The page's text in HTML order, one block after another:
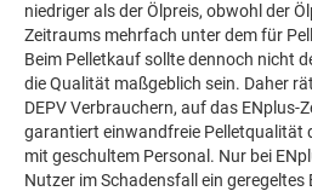
niedriger als der Ölpreis, obwohl der
Zeitraums mehrfach unter dem für
Beim Pelletkauf sollte dennoch nicht
die Qualität maßgeblich sein. Daher
DEPV Verbrauchern, auf das ENplus-
garantiert einwandfreie Pelletqualität
mit geschultem Personal. Nur bei
Nutzer im Schadensfall ein